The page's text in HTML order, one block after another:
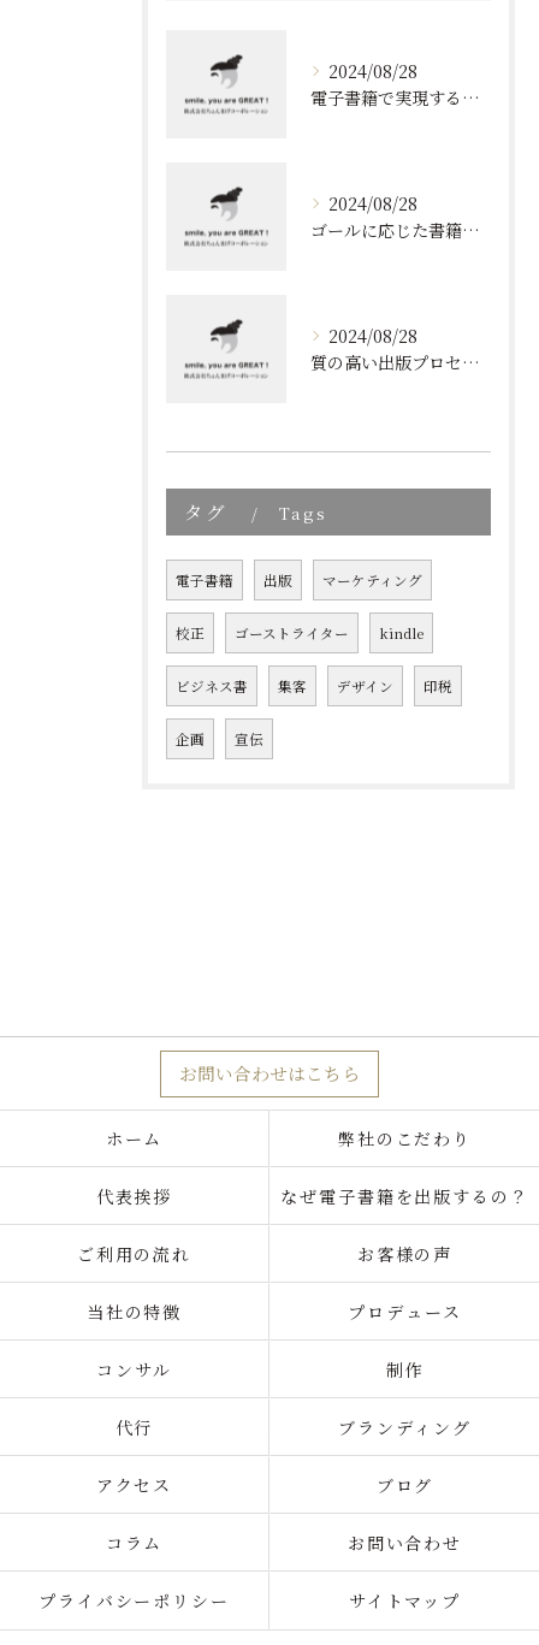
2024/08/28
電子書籍で実現する質の高いブランディング
2024/08/28
ゴールに応じた書籍のプロデュース
2024/08/28
質の高い出版プロセスの秘密
タグ Tags
電子書籍 出版 マーケティング
校正 ゴーストライター kindle
ビジネス書 集客 デザイン 印税
企画 宣伝
お問い合わせはこちら
ホーム 弊社のこだわり
代表挨拶 なぜ電子書籍を出版するの？
ご利用の流れ お客様の声
当社の特徴 プロデュース
コンサル 制作
代行 ブランディング
アクセス ブログ
コラム お問い合わせ
プライバシーポリシー サイトマップ